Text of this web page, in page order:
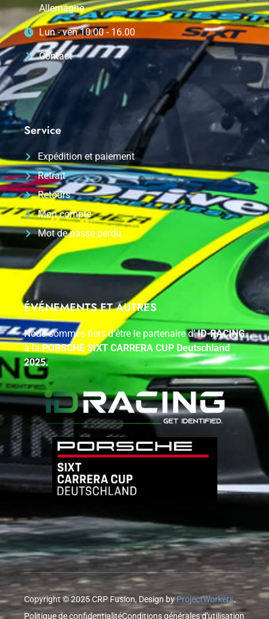
Allemagne
Lun - ven 10.00 - 16.00
Contact
Service
Expédition et paiement
Retrait
Retours
Mon compte
Mot de passe perdu
ÉVÉNEMENTS ET AUTRES
Nous sommes fiers d’être le partenaire d’ID-RACING
à laPORSCHE SIXT CARRERA CUP Deutschland
2025.
Copyright © 2025 CRP Fusion, Design byProjectWorkers.
Politique de confidentialitéConditions générales d'utilisation